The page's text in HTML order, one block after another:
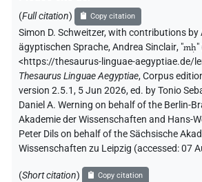
(Full citation) Copy citation
Simon D. Schweitzer,with contributions by
ägyptischen Sprache,Andrea Sinclair, "mḥ"
<https://thesaurus-linguae-aegyptiae.de/
Thesaurus Linguae Aegyptiae,Corpus
version 2.5.1, 5 Jun 2026, ed. by Tonio
Daniel A. Werning on behalf of the Berlin-
Akademie der Wissenschaften and Hans-
Peter Dils on behalf of the Sächsische
Wissenschaften zu Leipzig (accessed:07
(Short citation) Copy citation